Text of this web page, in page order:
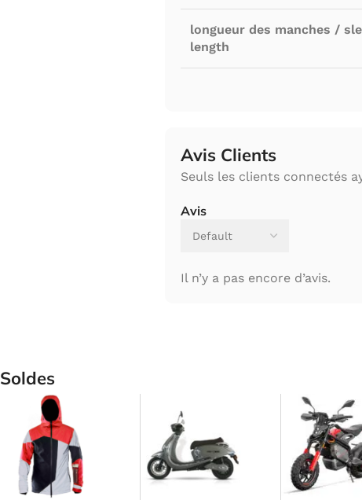
longueur des manches /
length
Avis Clients
Avis
Il n’y a pas encore d’avis.
Seuls les clients connectés
Soldes